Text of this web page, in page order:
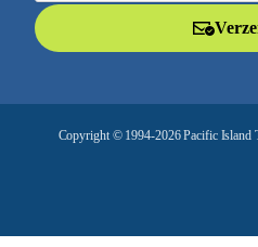
a
Copyright © 1994-2026 Pacific Island